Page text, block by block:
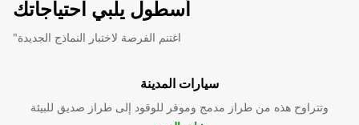
أسطول يلبي احتياجاتك
"اغتنم الفرصة لاختبار النماذج الجديدة
سيارات المدينة
وتتراوح هذه من طراز مدمج وموفر للوقود إلى طراز صديق للبيئة